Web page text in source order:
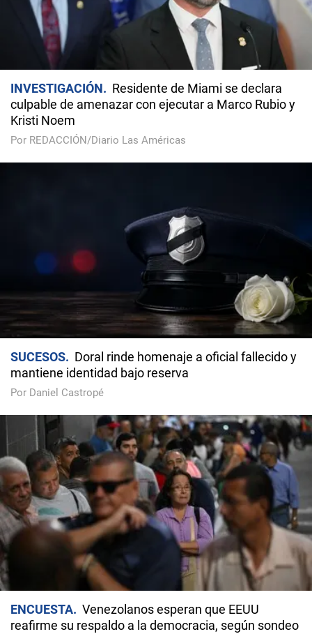
INVESTIGACIÓN
Residente de Miami se declara
culpable de amenazar con ejecutar a Marco Rubio y
Kristi Noem
Por REDACCIÓN/Diario Las Américas
SUCESOS
Doral rinde homenaje a oficial fallecido y
mantiene identidad bajo reserva
Por Daniel Castropé
ENCUESTA
Venezolanos esperan que EEUU
reafirme su respaldo a la democracia, según sondeo